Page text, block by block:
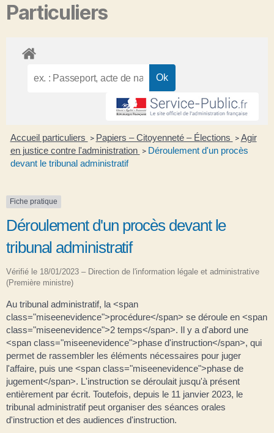
Particuliers
Accueil particuliers > Papiers – Citoyenneté – Élections > Agir
en justice contre l'administration > Déroulement d'un procès
devant le tribunal administratif
Fiche pratique
Déroulement d'un procès devant le
tribunal administratif
Vérifié le 18/01/2023 – Direction de l'information légale et administrative
(Première ministre)
Au tribunal administratif, la <span
class="miseenevidence">procédure</span> se déroule en <span
class="miseenevidence">2 temps</span>. Il y a d'abord une
<span class="miseenevidence">phase d'instruction</span>, qui
permet de rassembler les éléments nécessaires pour juger
l'affaire, puis une <span class="miseenevidence">phase de
jugement</span>. L'instruction se déroulait jusqu'à présent
entièrement par écrit. Toutefois, depuis le 11 janvier 2023, le
tribunal administratif peut organiser des séances orales
d'instruction et des audiences d'instruction.